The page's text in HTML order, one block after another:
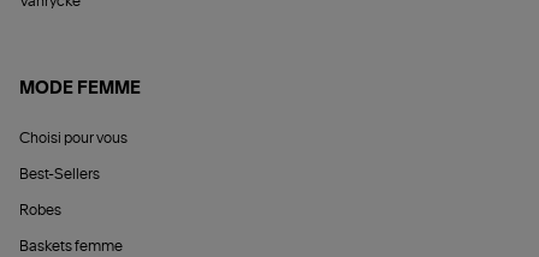
MODE FEMME
Choisi pour vous
Best-Sellers
Robes
Baskets femme